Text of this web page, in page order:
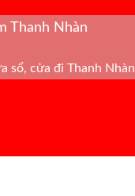
Thanh Nhàn
sổ, cửa đi Thanh